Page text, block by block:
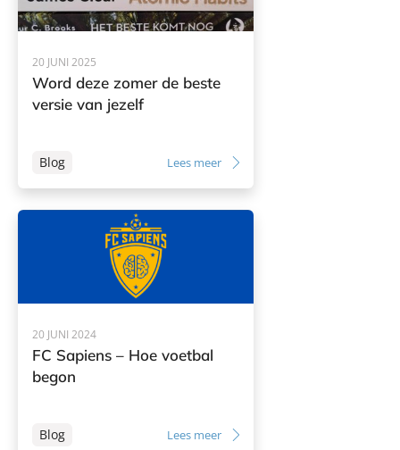
20 JUNI 2025
Word deze zomer de beste
versie van jezelf
Blog Lees meer
20 JUNI 2024
FC Sapiens – Hoe voetbal
begon
Blog Lees meer